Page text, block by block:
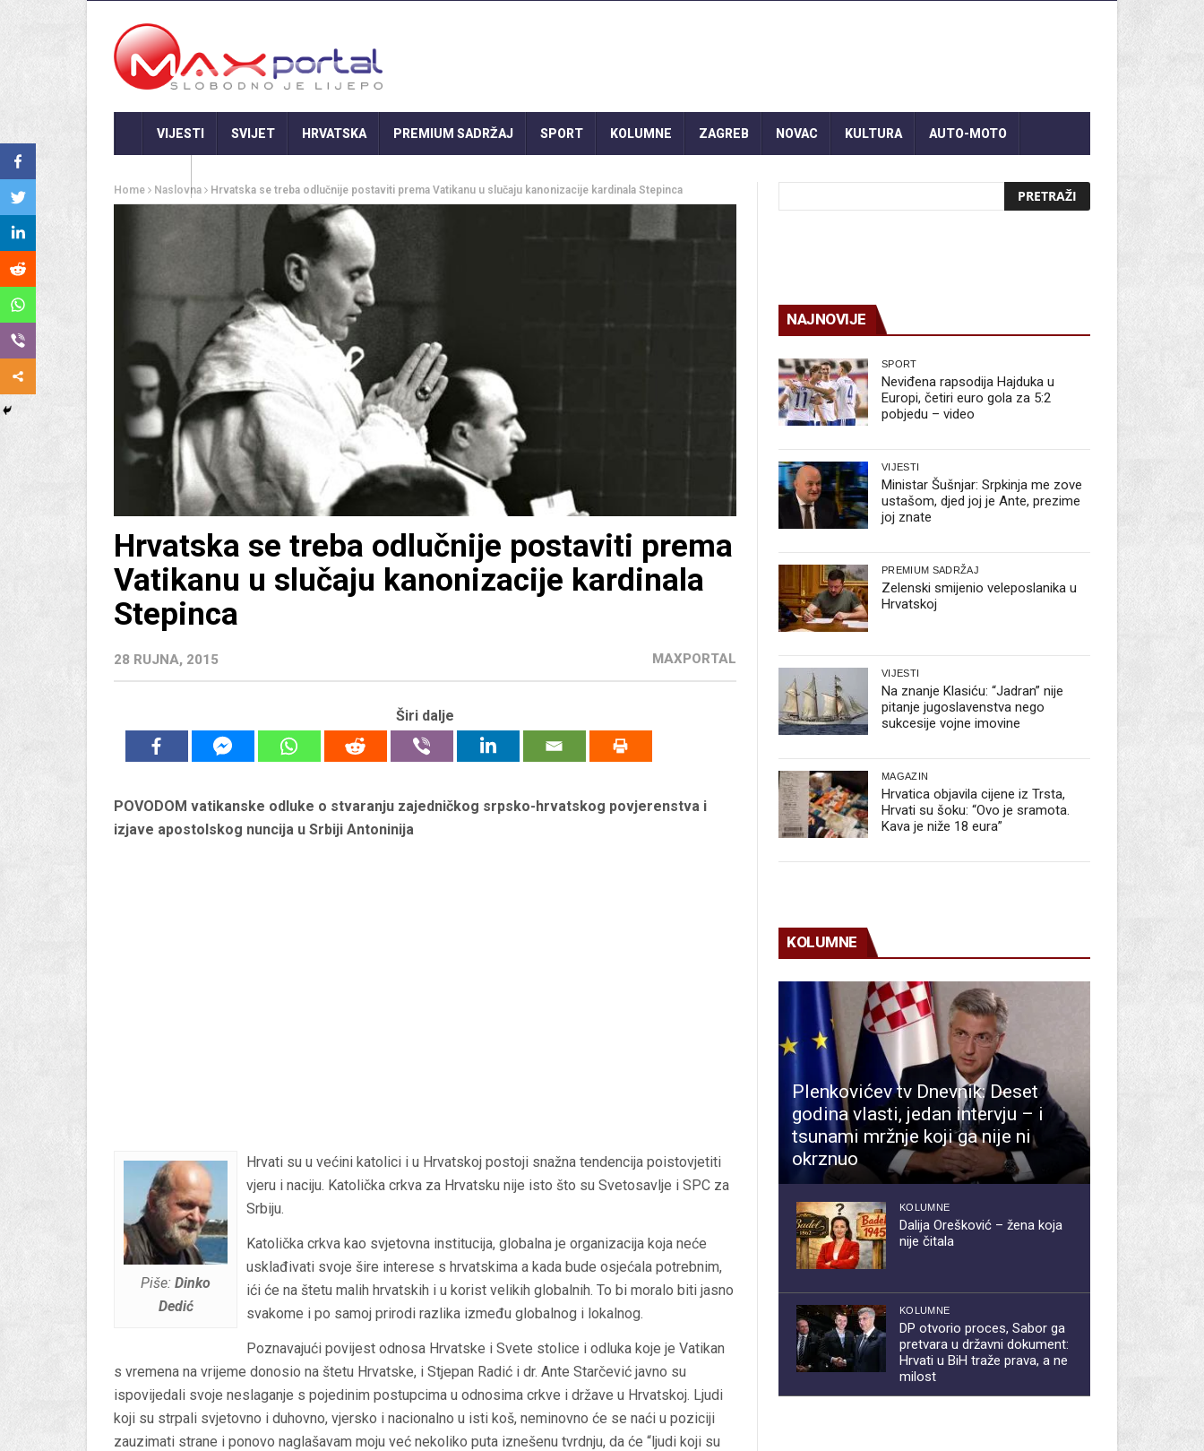
VIJESTI SVIJET HRVATSKA PREMIUM SADRŽAJ SPORT KOLUMNE ZAGREB NOVAC KULTURA AUTO-MOTO
Home Naslovna Hrvatska se treba odlučnije postaviti prema Vatikanu u slučaju kanonizacije kardinala Stepinca
Hrvatska se treba odlučnije postaviti prema
Vatikanu u slučaju kanonizacije kardinala
Stepinca
28 RUJNA, 2015 MAXPORTAL
Širi dalje
POVODOM vatikanske odluke o stvaranju zajedničkog srpsko-hrvatskog povjerenstva i
izjave apostolskog nuncija u Srbiji Antoninija
Piše: Dinko
Dedić
Hrvati su u većini katolici i u Hrvatskoj postoji snažna tendencija poistovjetiti
vjeru i naciju. Katolička crkva za Hrvatsku nije isto što su Svetosavlje i SPC za
Srbiju.
Katolička crkva kao svjetovna institucija, globalna je organizacija koja neće
usklađivati svoje šire interese s hrvatskima a kada bude osjećala potrebnim,
ići će na štetu malih hrvatskih i u korist velikih globalnih. To bi moralo biti jasno
svakome i po samoj prirodi razlika između globalnog i lokalnog.
Poznavajući povijest odnosa Hrvatske i Svete stolice i odluka koje je Vatikan
s vremena na vrijeme donosio na štetu Hrvatske, i Stjepan Radić i dr. Ante Starčević javno su
ispovijedali svoje neslaganje s pojedinim postupcima u odnosima crkve i države u Hrvatskoj. Ljudi
koji su strpali svjetovno i duhovno, vjersko i nacionalno u isti koš, neminovno će se naći u poziciji
zauzimati strane i ponovo naglašavam moju već nekoliko puta iznešenu tvrdnju, da će “ljudi koji su
NAJNOVIJE
SPORT
Neviđena rapsodija Hajduka u
Europi, četiri euro gola za 5:2
pobjedu – video
VIJESTI
Ministar Šušnjar: Srpkinja me zove
ustašom, djed joj je Ante, prezime
joj znate
PREMIUM SADRŽAJ
Zelenski smijenio veleposlanika u
Hrvatskoj
VIJESTI
Na znanje Klasiću: “Jadran” nije
pitanje jugoslavenstva nego
sukcesije vojne imovine
MAGAZIN
Hrvatica objavila cijene iz Trsta,
Hrvati su šoku: “Ovo je sramota.
Kava je niže 18 eura”
KOLUMNE
Plenkovićev tv Dnevnik: Deset
godina vlasti, jedan intervju – i
tsunami mržnje koji ga nije ni
okrznuo
KOLUMNE
Dalija Orešković – žena koja
nije čitala
KOLUMNE
DP otvorio proces, Sabor ga
pretvara u državni dokument:
Hrvati u BiH traže prava, a ne
milost